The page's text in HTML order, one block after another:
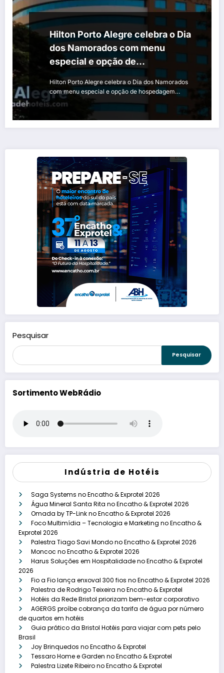
Hilton Porto Alegre celebra o Dia
dos Namorados com menu
especial e opção de
hospedagem
Hilton Porto Alegre celebra o Dia dos Namorados
com menu especial e opção de hospedagem…
Pesquisar
Pesquisar
Sortimento WebRádio
Indústria de Hotéis
Saga Systems no Encatho & Exprotel 2026
Água Mineral Santa Rita no Encatho & Exprotel 2026
Omada by TP-Link no Encatho & Exprotel 2026
Foco Multimídia – Tecnologia e Marketing no Encatho &
Exprotel 2026
Palestra Tiago Savi Mondo no Encatho & Exprotel 2026
Moncoc no Encatho & Exprotel 2026
Harus Soluções em Hospitalidade no Encatho & Exprotel
2026
Fio a Fio lança enxoval 300 fios no Encatho & Exprotel 2026
Palestra de Rodrigo Teixeira no Encatho & Exprotel
Hotéis da Rede Bristol priorizam bem-estar corporativo
AGERGS proíbe cobrança da tarifa de água por número
de quartos em hotéis
Guia prático da Bristol Hotéis para viajar com pets pelo
Brasil
Joy Brinquedos no Encatho & Exprotel
Tessaro Home e Garden no Encatho & Exprotel
Palestra Lizete Ribeiro no Encatho & Exprotel